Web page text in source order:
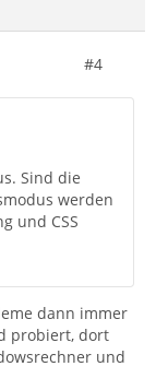
#4
Sind die
werden
und CSS
dann immer
probiert, dort
und